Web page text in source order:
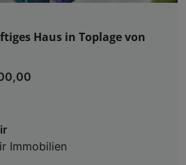
Haus in Toplage von
Immobilien